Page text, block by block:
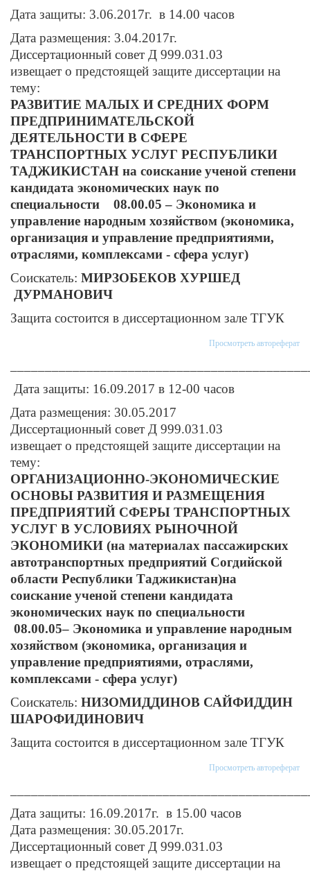
Дата защиты: 3.06.2017г. в 14.00 часов
Дата размещения: 3.04.2017г.
Диссертационный совет Д 999.031.03
извещает о предстоящей защите диссертации на
тему:
РАЗВИТИЕ МАЛЫХ И СРЕДНИХ ФОРМ
ПРЕДПРИНИМАТЕЛЬСКОЙ
ДЕЯТЕЛЬНОСТИ В СФЕРЕ
ТРАНСПОРТНЫХ УСЛУГ РЕСПУБЛИКИ
ТАДЖИКИСТАН на соискание ученой степени
кандидата экономических наук по
специальности 08.00.05 – Экономика и
управление народным хозяйством (экономика,
организация и управление предприятиями,
отраслями, комплексами - сфера услуг)
Соискатель: МИРЗОБЕКОВ ХУРШЕД
ДУРМАНОВИЧ
Защита состоится в диссертационном зале ТГУК
Просмотреть автореферат
Дата защиты: 16.09.2017 в 12-00 часов
Дата размещения: 30.05.2017
Диссертационный совет Д 999.031.03
извещает о предстоящей защите диссертации на
тему:
ОРГАНИЗАЦИОННО-ЭКОНОМИЧЕСКИЕ
ОСНОВЫ РАЗВИТИЯ И РАЗМЕЩЕНИЯ
ПРЕДПРИЯТИЙ СФЕРЫ ТРАНСПОРТНЫХ
УСЛУГ В УСЛОВИЯХ РЫНОЧНОЙ
ЭКОНОМИКИ (на материалах пассажирских
автотранспортных предприятий Согдийской
области Республики Таджикистан)на
соискание ученой степени кандидата
экономических наук по специальности
08.00.05– Экономика и управление народным
хозяйством (экономика, организация и
управление предприятиями, отраслями,
комплексами - сфера услуг)
Соискатель: НИЗОМИДДИНОВ САЙФИДДИН
ШАРОФИДИНОВИЧ
Защита состоится в диссертационном зале ТГУК
Просмотреть автореферат
Дата защиты: 16.09.2017г. в 15.00 часов
Дата размещения: 30.05.2017г.
Диссертационный совет Д 999.031.03
извещает о предстоящей защите диссертации на